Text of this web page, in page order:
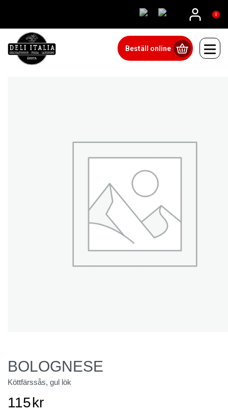
0
Beställ online
BOLOGNESE
Köttfärssås, gul lök
115kr